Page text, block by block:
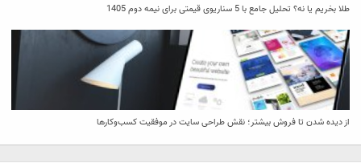
طلا بخریم یا نه؟ تحلیل جامع با 5 سناریوی قیمتی برای نیمه دوم 1405
از دیده شدن تا فروش بیشتر؛ نقش طراحی سایت در موفقیت کسب‌وکارها